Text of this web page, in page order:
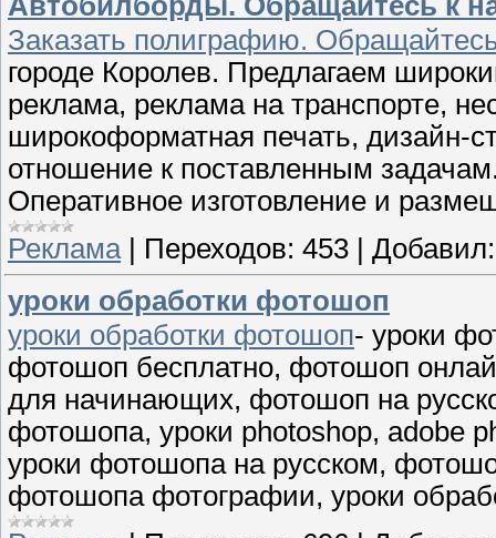
Заказать полиграфию.
городе Королев. Предлагаем
реклама, реклама на транспорте,
широкоформатная печать, дизайн-
отношение к поставленным
Оперативное изготовление и
Реклама| Переходов: 453 | Добавил:
уроки обработки фотошоп
уроки обработки фотошоп- уроки
фотошоп бесплатно, фотошоп
для начинающих, фотошоп на
фотошопа, уроки photoshop, adobe
уроки фотошопа на русском,
фотошопа фотографии, уроки